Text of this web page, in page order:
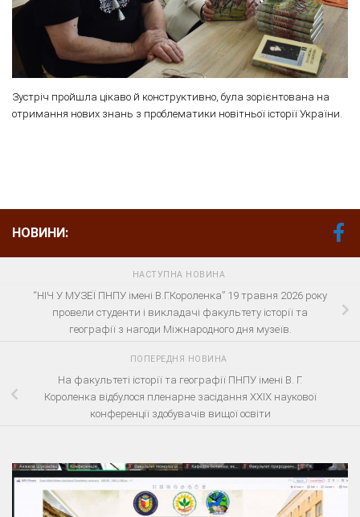
Зустріч пройшла цікаво й конструктивно, була зорієнтована на
отримання нових знань з проблематики новітньої історії України.
НОВИНИ:
НАСТУПНА НОВИНА
“НІЧ У МУЗЕЇ ПНПУ імені В.Г.Короленка” 19 травня 2026 року
провели студенти і викладачі факультету історії та
географії з нагоди Міжнародного дня музеїв.
ПОПЕРЕДНЯ НОВИНА
На факультеті історії та географії ПНПУ імені В. Г.
Короленка відбулося пленарне засідання ХХІХ наукової
конференції здобувачів вищої освіти